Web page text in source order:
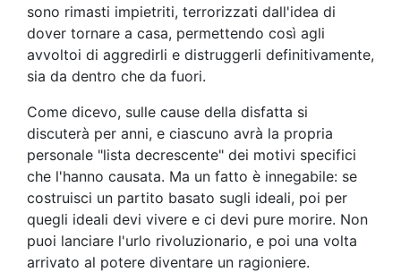
sono rimasti impietriti, terrorizzati dall'idea di
dover tornare a casa, permettendo così agli
avvoltoi di aggredirli e distruggerli definitivamente,
sia da dentro che da fuori.
Come dicevo, sulle cause della disfatta si
discuterà per anni, e ciascuno avrà la propria
personale "lista decrescente" dei motivi specifici
che l'hanno causata. Ma un fatto è innegabile: se
costruisci un partito basato sugli ideali, poi per
quegli ideali devi vivere e ci devi pure morire. Non
puoi lanciare l'urlo rivoluzionario, e poi una volta
arrivato al potere diventare un ragioniere.